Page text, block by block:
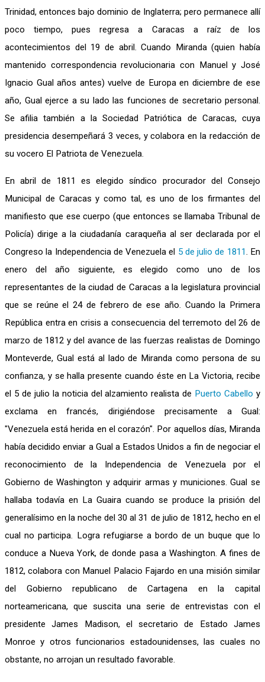
Trinidad, entonces bajo dominio de Inglaterra; pero permanece allí
poco tiempo, pues regresa a Caracas a raíz de los
acontecimientos del 19 de abril. Cuando Miranda (quien había
mantenido correspondencia revolucionaria con Manuel y José
Ignacio Gual años antes) vuelve de Europa en diciembre de ese
año, Gual ejerce a su lado las funciones de secretario personal.
Se afilia también a la Sociedad Patriótica de Caracas, cuya
presidencia desempeñará 3 veces, y colabora en la redacción de
su vocero El Patriota de Venezuela.
En abril de 1811 es elegido síndico procurador del Consejo
Municipal de Caracas y como tal, es uno de los firmantes del
manifiesto que ese cuerpo (que entonces se llamaba Tribunal de
Policía) dirige a la ciudadanía caraqueña al ser declarada por el
Congreso la Independencia de Venezuela el 5 de julio de 1811. En
enero del año siguiente, es elegido como uno de los
representantes de la ciudad de Caracas a la legislatura provincial
que se reúne el 24 de febrero de ese año. Cuando la Primera
República entra en crisis a consecuencia del terremoto del 26 de
marzo de 1812 y del avance de las fuerzas realistas de Domingo
Monteverde, Gual está al lado de Miranda como persona de su
confianza, y se halla presente cuando éste en La Victoria, recibe
el 5 de julio la noticia del alzamiento realista de Puerto Cabello y
exclama en francés, dirigiéndose precisamente a Gual:
"Venezuela está herida en el corazón". Por aquellos días, Miranda
había decidido enviar a Gual a Estados Unidos a fin de negociar el
reconocimiento de la Independencia de Venezuela por el
Gobierno de Washington y adquirir armas y municiones. Gual se
hallaba todavía en La Guaira cuando se produce la prisión del
generalísimo en la noche del 30 al 31 de julio de 1812, hecho en el
cual no participa. Logra refugiarse a bordo de un buque que lo
conduce a Nueva York, de donde pasa a Washington. A fines de
1812, colabora con Manuel Palacio Fajardo en una misión similar
del Gobierno republicano de Cartagena en la capital
norteamericana, que suscita una serie de entrevistas con el
presidente James Madison, el secretario de Estado James
Monroe y otros funcionarios estadounidenses, las cuales no
obstante, no arrojan un resultado favorable.